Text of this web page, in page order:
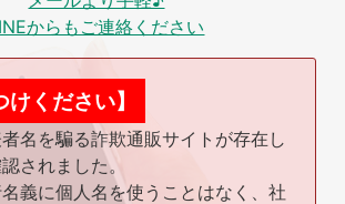
からもご連絡ください
けください】
名を騙る詐欺通販サイトが存在し
されました。
義に個人名を使うことはなく、社